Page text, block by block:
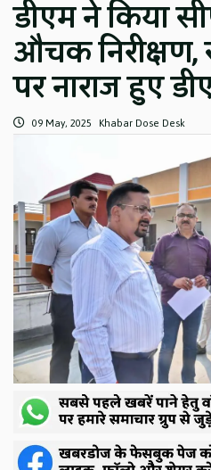
डीएम ने किया
औचक निरीक्षण,
पर नाराज हुए
09 May, 2025 Khabar Dose Desk